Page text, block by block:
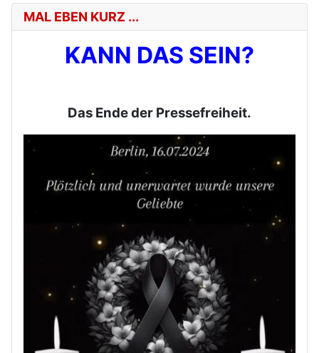
MAL EBEN KURZ ...
KANN DAS SEIN?
Das Ende der Pressefreiheit.